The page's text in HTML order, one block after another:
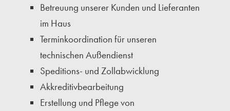
Betreuung unserer Kunden und Lieferanten
im Haus
Terminkoordination für unseren
technischen Außendienst
Speditions- und Zollabwicklung
Akkreditivbearbeitung
Erstellung und Pflege von